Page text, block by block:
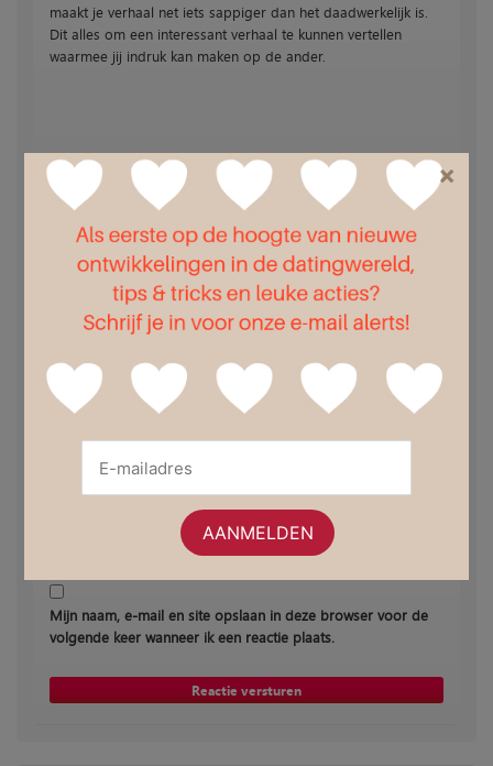
maakt je verhaal net iets sappiger dan het daadwerkelijk is.
Dit alles om een interessant verhaal te kunnen vertellen
waarmee jij indruk kan maken op de ander.
Geef een reactie
adres * (wordt niet getoond)
Website *
Mijn naam, e-mail en site opslaan in deze browser voor de
volgende keer wanneer ik een reactie plaats.
×